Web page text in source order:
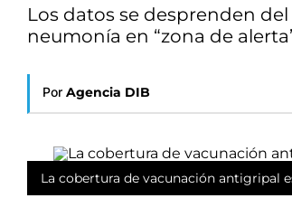
Los datos se desprenden
neumonía en “zona de
Por Agencia DIB
La cobertura de vacunación antigripal